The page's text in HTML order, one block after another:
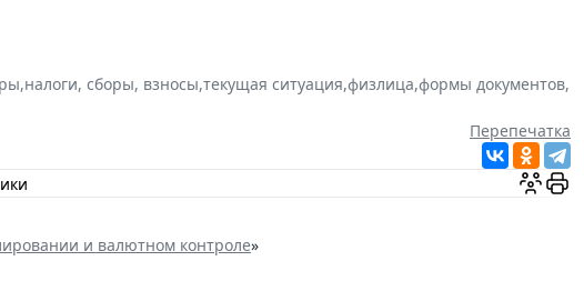
,налоги, сборы, взносы,текущая ситуация,физлица,формы документов,
Перепечатка
и валютном контроле»